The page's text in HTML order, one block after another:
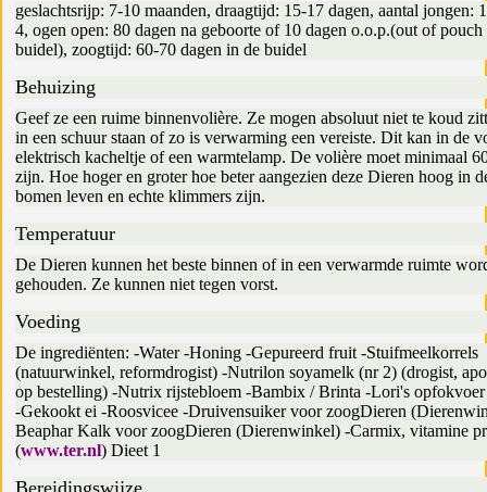
geslachtsrijp: 7-10 maanden, draagtijd: 15-17 dagen, aantal jongen:
4, ogen open: 80 dagen na geboorte of 10 dagen o.o.p.(out of
buidel), zoogtijd: 60-70 dagen in de buidel
Behuizing
Geef ze een ruime binnenvolière. Ze mogen absoluut niet te koud
in een schuur staan of zo is verwarming een vereiste. Dit kan in de
elektrisch kacheltje of een warmtelamp. De volière moet minimaal
zijn. Hoe hoger en groter hoe beter aangezien deze Dieren hoog in
bomen leven en echte klimmers zijn.
Temperatuur
De Dieren kunnen het beste binnen of in een verwarmde ruimte
gehouden. Ze kunnen niet tegen vorst.
Voeding
De ingrediënten: -Water -Honing -Gepureerd fruit -Stuifmeelkorrels
(natuurwinkel, reformdrogist) -Nutrilon soyamelk (nr 2) (drogist,
op bestelling) -Nutrix rijstebloem -Bambix / Brinta -Lori's
-Gekookt ei -Roosvicee -Druivensuiker voor zoogDieren
Beaphar Kalk voor zoogDieren (Dierenwinkel) -Carmix, vitamine
(www.ter.nl) Dieet 1